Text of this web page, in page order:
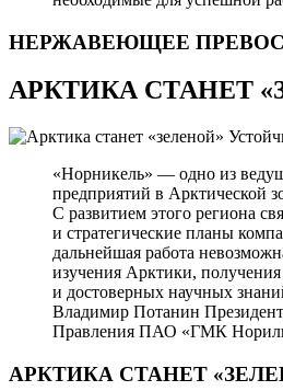
НЕРЖАВЕЮЩЕЕ
АРКТИКА СТАНЕТ
«Норникель» — одно из
предприятий в Арктической
С развитием этого региона
и стратегические планы
дальнейшая работа
изучения Арктики,
и достоверных научных
Владимир Потанин
Правления ПАО «ГМК
АРКТИКА СТАНЕТ